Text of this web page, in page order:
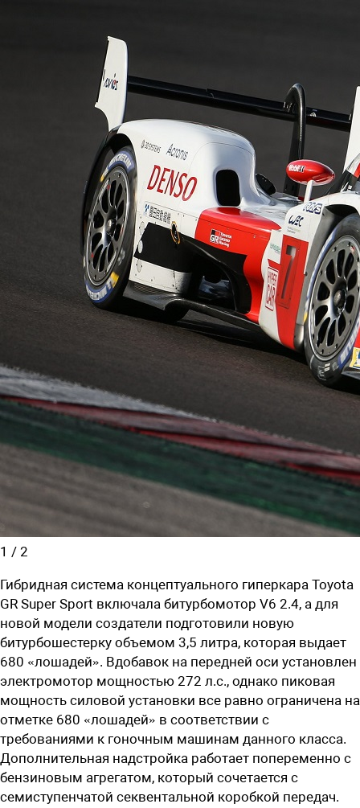
1 / 2
Гибридная система концептуального гиперкара Toyota
GR Super Sport включала битурбомотор V6 2.4, а для
новой модели создатели подготовили новую
битурбошестерку объемом 3,5 литра, которая выдает
680 «лошадей». Вдобавок на передней оси установлен
электромотор мощностью 272 л.с., однако пиковая
мощность силовой установки все равно ограничена на
отметке 680 «лошадей» в соответствии с
требованиями к гоночным машинам данного класса.
Дополнительная надстройка работает попеременно с
бензиновым агрегатом, который сочетается с
семиступенчатой секвентальной коробкой передач.